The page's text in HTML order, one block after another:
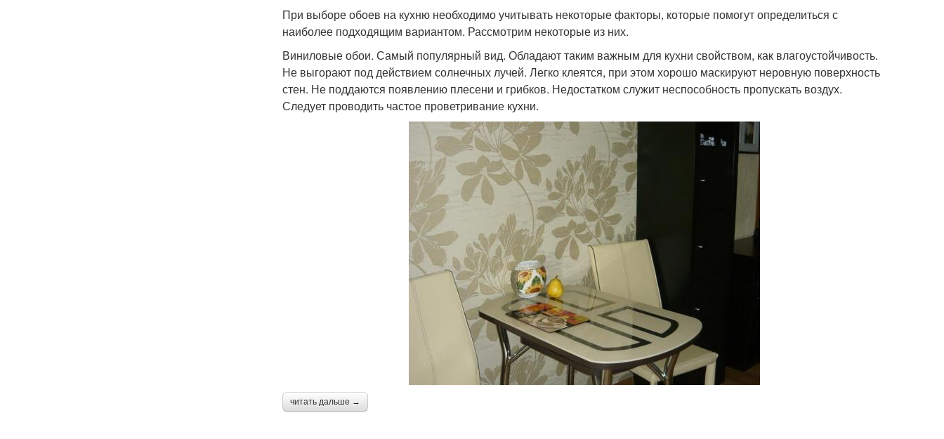
При выборе обоев на кухню необходимо учитывать некоторые факторы, которые помогут определиться с
наиболее подходящим вариантом. Рассмотрим некоторые из них.
Виниловые обои. Самый популярный вид. Обладают таким важным для кухни свойством, как влагоустойчивость.
Не выгорают под действием солнечных лучей. Легко клеятся, при этом хорошо маскируют неровную поверхность
стен. Не поддаются появлению плесени и грибков. Недостатком служит неспособность пропускать воздух.
Следует проводить частое проветривание кухни.
читать дальше →